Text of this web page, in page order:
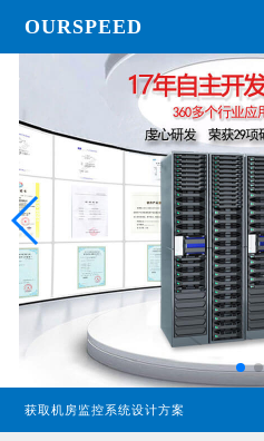
OURSPEED
获取机房监控系统设计方案